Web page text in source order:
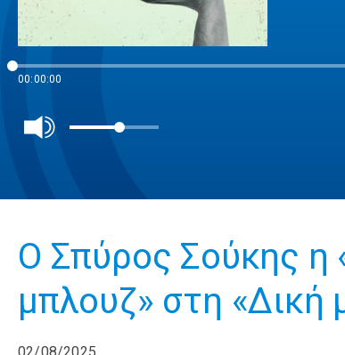
00:00:00
Ο Σπύρος Σούκης η
μπλουζ» στη «Δική